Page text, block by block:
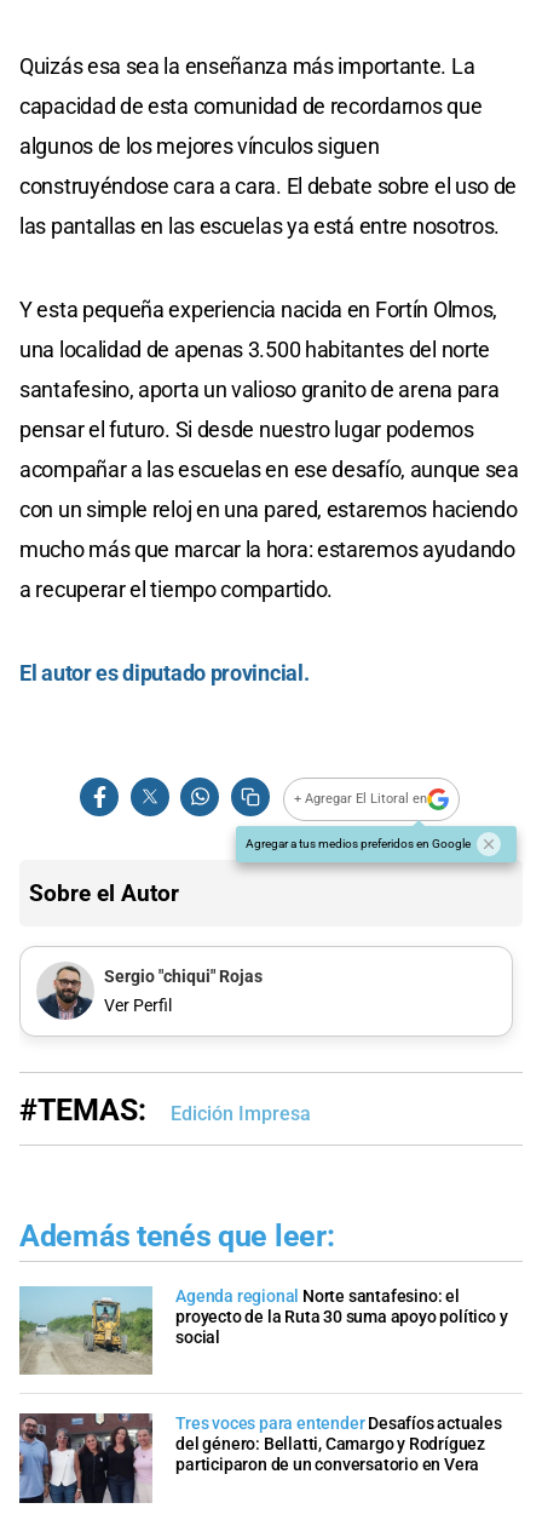
Quizás esa sea la enseñanza más importante. La
capacidad de esta comunidad de recordarnos que
algunos de los mejores vínculos siguen
construyéndose cara a cara. El debate sobre el uso de
las pantallas en las escuelas ya está entre nosotros.
Y esta pequeña experiencia nacida en Fortín Olmos,
una localidad de apenas 3.500 habitantes del norte
santafesino, aporta un valioso granito de arena para
pensar el futuro. Si desde nuestro lugar podemos
acompañar a las escuelas en ese desafío, aunque sea
con un simple reloj en una pared, estaremos haciendo
mucho más que marcar la hora: estaremos ayudando
a recuperar el tiempo compartido.
El autor es diputado provincial.
+ Agregar El Litoral en
Agregar a tus medios preferidos en Google
Sobre el Autor
Sergio "chiqui" Rojas
Ver Perfil
#TEMAS: Edición Impresa
Además tenés que leer:
Agenda regional Norte santafesino: el
proyecto de la Ruta 30 suma apoyo político y
social
Tres voces para entender Desafíos actuales
del género: Bellatti, Camargo y Rodríguez
participaron de un conversatorio en Vera